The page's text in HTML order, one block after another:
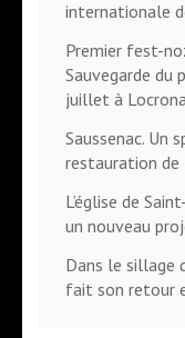
internationale
Premier fest-
Sauvegarde du
juillet à
Saussenac. Un
restauration de
L’église de
un nouveau
Dans le sillage
fait son retour